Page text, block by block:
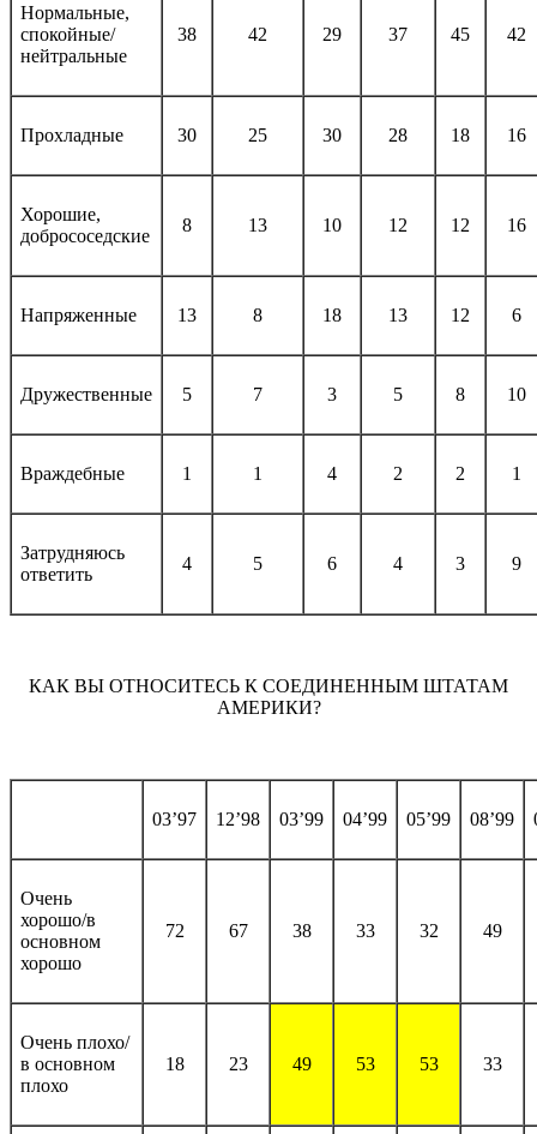
Нормальные,
спокойные/
нейтральные
38 42 29 37 45 42
Прохладные 30 25 30 28 18 16
Хорошие,
добрососедские
8 13 10 12 12 16
Напряженные 13 8 18 13 12 6
Дружественные 5 7 3 5 8 10
Враждебные 1 1 4 2 2 1
Затрудняюсь
ответить
4 5 6 4 3 9
КАК ВЫ ОТНОСИТЕСЬ К СОЕДИНЕННЫМ ШТАТАМ
АМЕРИКИ?
03’97 12’98 03’99 04’99 05’99 08’99
Очень
хорошо/в
основном
хорошо
72 67 38 33 32 49
Очень плохо/
в основном
плохо
18 23 49 53 53 33